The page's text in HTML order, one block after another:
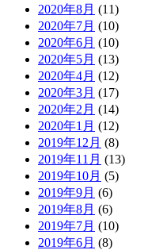
2020年8月 (11)
2020年7月 (10)
2020年6月 (10)
2020年5月 (13)
2020年4月 (12)
2020年3月 (17)
2020年2月 (14)
2020年1月 (12)
2019年12月 (8)
2019年11月 (13)
2019年10月 (5)
2019年9月 (6)
2019年8月 (6)
2019年7月 (10)
2019年6月 (8)